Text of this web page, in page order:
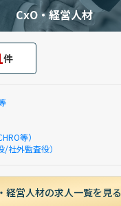
CxO・経営人材
件
等）
社外監査役）
経営人材の求人一覧を見る